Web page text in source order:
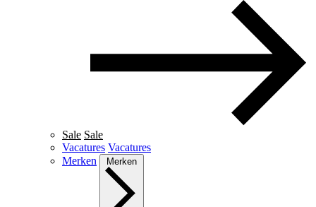
Sale Sale
Vacatures Vacatures
Merken
Merken